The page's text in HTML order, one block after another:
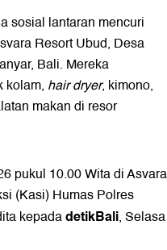
sosial lantaran mencuri
Resort Ubud, Desa
Bali. Mereka
kolam, hair dryer, kimono,
makan di resor
pukul 10.00 Wita di Asvara
(Kasi) Humas Polres
kepadadetikBali, Selasa